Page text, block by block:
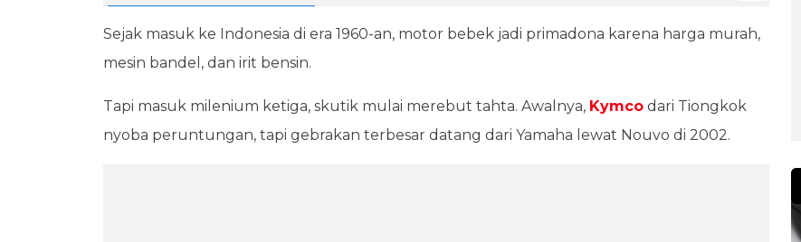
Sejak masuk ke Indonesia di era 1960-an, motor bebek jadi primadona karena harga murah,
mesin bandel, dan irit bensin.
Tapi masuk milenium ketiga, skutik mulai merebut tahta. Awalnya, Kymco dari Tiongkok
nyoba peruntungan, tapi gebrakan terbesar datang dari Yamaha lewat Nouvo di 2002.